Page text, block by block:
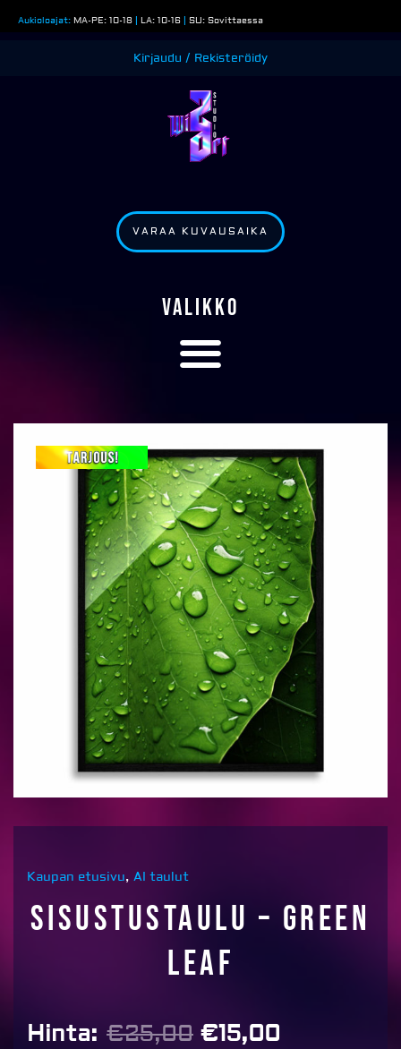
sisältöön
Aukioloajat: MA-PE: 10-18 | LA: 10-16 | SU: Sovittaessa
Kirjaudu / Rekisteröidy
VARAA KUVAUSAIKA
VALIKKO
Kaupan etusivu, AI taulut
Sisustustaulu – Green
leaf
Hinta: €25,00 Alkuperäinen
€15,00